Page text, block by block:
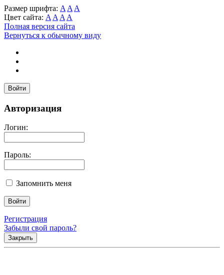
Размер шрифта: A A A
Цвет сайта: A A A A
Полная версия сайта
Вернуться к обычному виду
Войти
Авторизация
Логин:
Пароль:
Запомнить меня
Регистрация
Забыли свой пароль?
Закрыть